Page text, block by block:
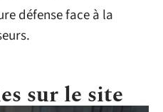
défense face à la
sur le site